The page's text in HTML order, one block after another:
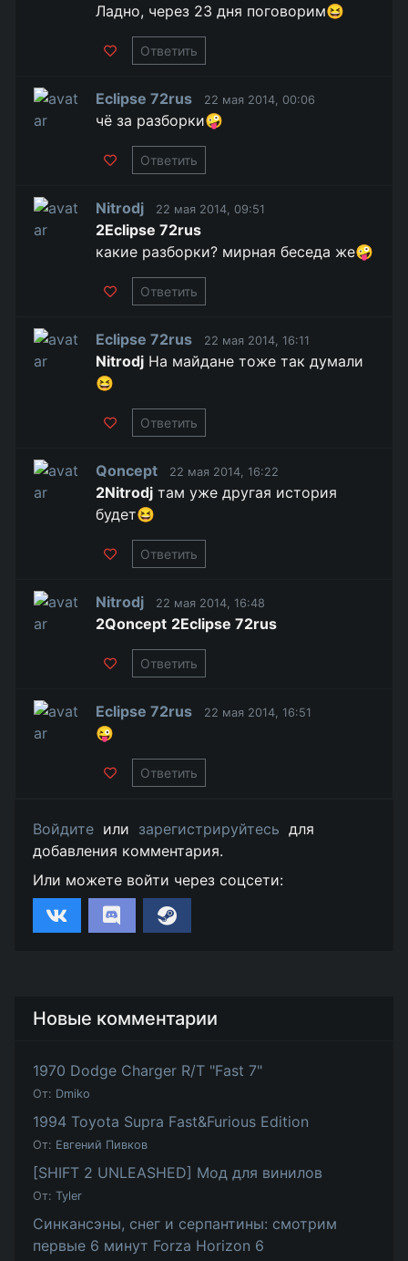
Ладно, через 23 дня поговорим😆
Ответить
Eclipse 72rus 22 мая 2014, 00:06
чё за разборки🤪
Ответить
Nitrodj 22 мая 2014, 09:51
2Eclipse 72rus
какие разборки? мирная беседа же🤪
Ответить
Eclipse 72rus 22 мая 2014, 16:11
Nitrodj На майдане тоже так думали
😆
Ответить
Qoncept 22 мая 2014, 16:22
2Nitrodj там уже другая история
будет😆
Ответить
Nitrodj 22 мая 2014, 16:48
2Qoncept 2Eclipse 72rus
Ответить
Eclipse 72rus 22 мая 2014, 16:51
😜
Ответить
Войдите или зарегистрируйтесь для
добавления комментария.
Или можете войти через соцсети:
Новые комментарии
1970 Dodge Charger R/T "Fast 7"
От: Dmiko
1994 Toyota Supra Fast&Furious Edition
От: Евгений Пивков
[SHIFT 2 UNLEASHED] Мод для винилов
От: Tyler
Синкансэны, снег и серпантины: смотрим
первые 6 минут Forza Horizon 6